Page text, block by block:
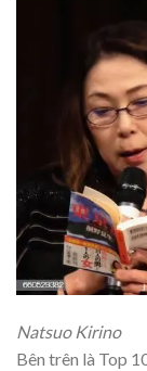
Natsuo Kirino
Bên trên là Top